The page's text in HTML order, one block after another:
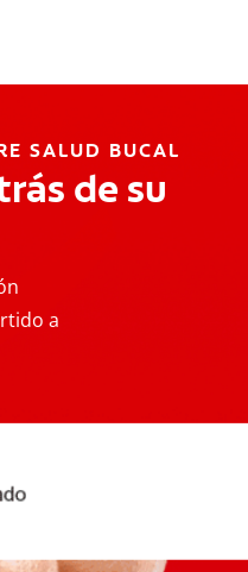
SALUD BUCAL
de su
a